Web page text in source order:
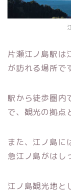
片瀬江ノ島駅は
が訪れる場所で
駅から徒歩圏内
で、観光の拠点
また、江ノ島に
急江ノ島がはし
江ノ島観光地と